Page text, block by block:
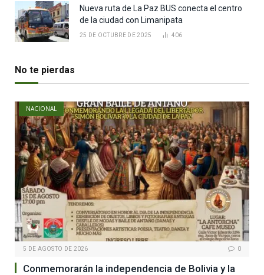
Nueva ruta de La Paz BUS conecta el centro
de la ciudad con Limanipata
25 DE OCTUBRE DE 2025 406
No te pierdas
NACIONAL
5 DE AGOSTO DE 2026 0
Conmemorarán la independencia de Bolivia y la